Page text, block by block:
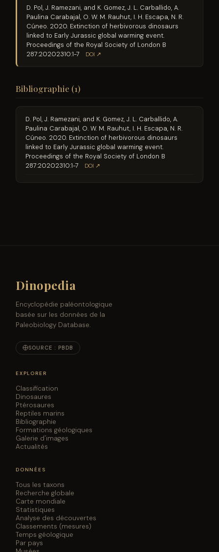
D. Pol, J. Ramezani, and K. Gomez, J. L. Carballido, A.
Paulina Carabajal, O. W. M. Rauhut, I. H. Escapa, N. R.
Cúneo. 2020. Extinction of herbivorous dinosaurs
linked to Early Jurassic global warming event.
Proceedings of the Royal Society of London B
287:20202310:1-7
DOI ↗
Bibliographie (1)
D. Pol, J. Ramezani, and K. Gomez, J. L. Carballido, A.
Paulina Carabajal, O. W. M. Rauhut, I. H. Escapa, N. R.
Cúneo. 2020. Extinction of herbivorous dinosaurs
linked to Early Jurassic global warming event.
Proceedings of the Royal Society of London B
287:20202310:1-7
DOI ↗
Dinopedia
Encyclopédie paléontologique
basée sur les données de la
Paleobiology Database.
SOURCE : PBDB
EXPLORER
Classification
Dinosaures
Ptérosaures
Reptiles marins
Bibliographie
Formations géologiques
Galerie d'images
Actualités
DONNÉES
Tous les taxons
Recherche globale
Carte mondiale
Statistiques
Analyse des découvertes
Classements (mesures)
Temps géologique
Par pays